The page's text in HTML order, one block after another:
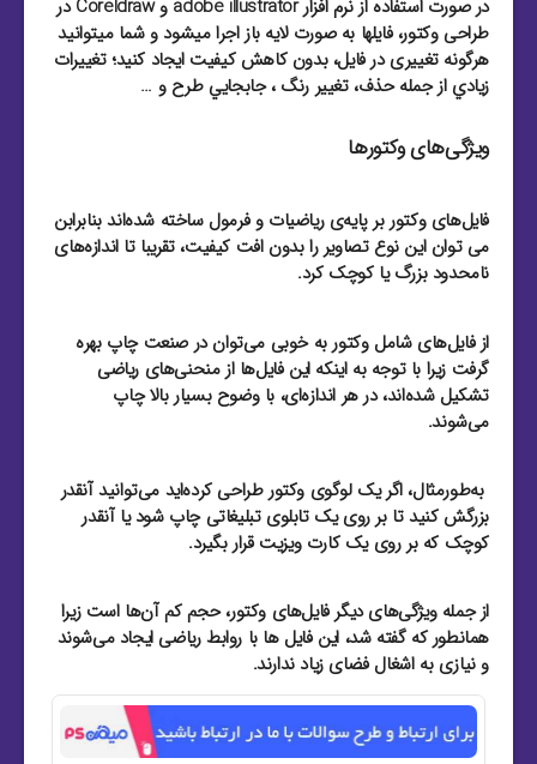
در صورت استفاده از نرم افزار adobe illustrator و Coreldraw در
طراحی وکتور، فایلها به صورت لایه باز اجرا میشود و شما میتوانید
هرگونه تغییری در فایل، بدون کاهش کیفیت ایجاد کنید؛ تغييرات
زيادي از جمله حذف، تغيير رنگ ، جابجايي طرح و …
ویژگی‌های وکتورها
فایل‌های وکتور بر پایه‌ی ریاضیات و فرمول ساخته شده‌اند بنابرابن
می توان این نوع تصاویر را بدون افت کیفیت، تقریبا تا اندازه‌های
نامحدود بزرگ یا کوچک کرد.
از فایل‌‌های شامل وکتور به خوبی می‌توان در صنعت چاپ بهره
گرفت زیرا با توجه به اینکه این فایل‌‌ها از منحنی‌های ریاضی
تشکیل شده‌اند، در هر اندازه‌ای، با وضوح بسیار بالا چاپ
می‌شوند.
به‌طور‌مثال، اگر یک لوگوی وکتور طراحی کرده‌اید می‌توانید آنقدر
بزرگش کنید تا بر روی یک تابلوی تبلیغاتی چاپ شود یا آنقدر
کوچک که بر روی یک کارت ویزیت قرار بگیرد.
از جمله ویژگی‌های دیگر فایل‌های وکتور، حجم کم آن‌ها است زیرا
همانطور که گفته شد، این فایل‌ ها با روابط ریاضی ایجاد می‌شوند
و نیازی به اشغال فضای زیاد ندارند.